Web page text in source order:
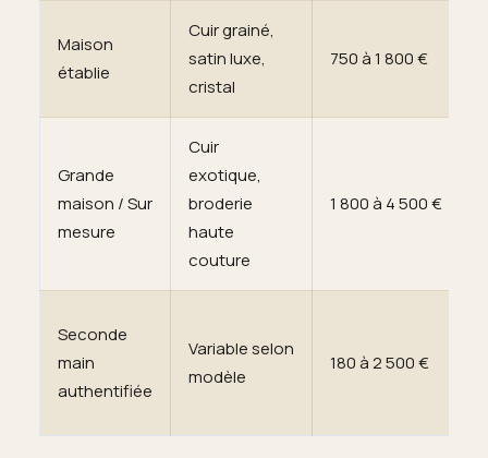
Maison
établie
Cuir grainé,
satin luxe,
cristal
750 à 1 800 €
Grande
maison / Sur
mesure
Cuir
exotique,
broderie
haute
couture
1 800 à 4 500 €
Seconde
main
authentifiée
Variable selon
modèle
180 à 2 500 €